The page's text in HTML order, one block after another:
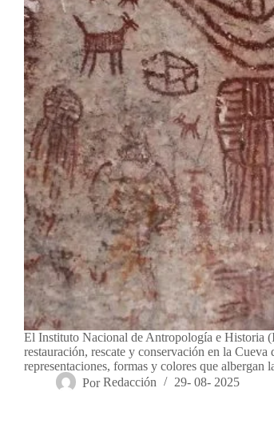
El Instituto Nacional de Antropología e Historia
restauración, rescate y conservación en la
representaciones, formas y colores que albergan
Por Redacción 29- 08- 2025